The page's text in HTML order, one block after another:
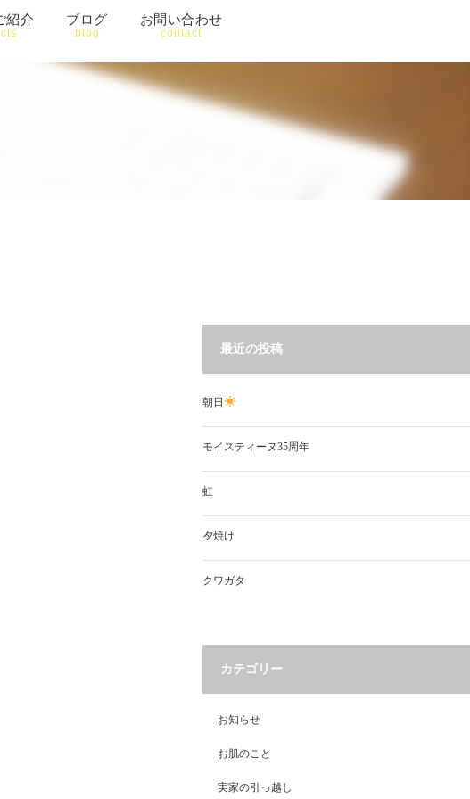
紹介 ブログ
blog
お問い合わせ
contact
最近の投稿
朝日
モイスティーヌ35周年
虹
夕焼け
クワガタ
カテゴリー
お知らせ
お肌のこと
実家の引っ越し